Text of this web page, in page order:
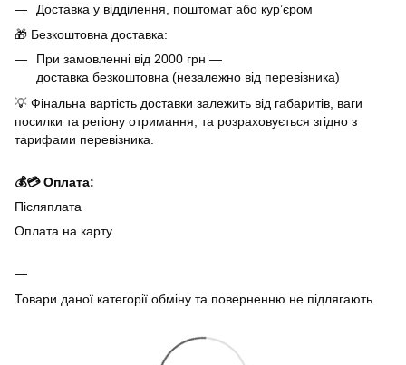
Доставка у відділення, поштомат або кур’єром
🎁 Безкоштовна доставка:
При замовленні від 2000 грн —
доставка безкоштовна (незалежно від перевізника)
💡 Фінальна вартість доставки залежить від габаритів, ваги
посилки та регіону отримання, та розраховується згідно з
тарифами перевізника.
💰💳 Оплата:
Післяплата
Оплата на карту
Товари даної категорії обміну та поверненню не підлягають